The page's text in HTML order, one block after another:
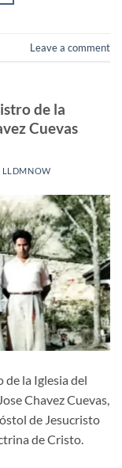
Leave a comment
de la
Cuevas
LLDMNOW
la Iglesia del
Chavez Cuevas,
de Jesucristo
de Cristo.